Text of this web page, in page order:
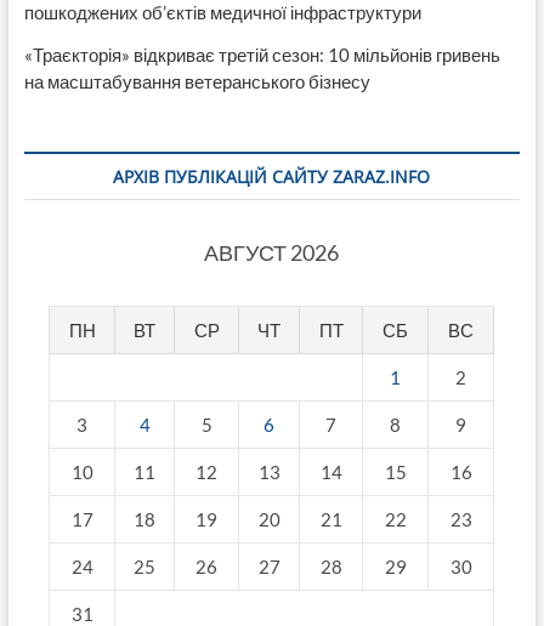
пошкоджених об’єктів медичної інфраструктури
«Траєкторія» відкриває третій сезон: 10 мільйонів гривень
на масштабування ветеранського бізнесу
АРХІВ ПУБЛІКАЦІЙ САЙТУ ZARAZ.INFO
АВГУСТ 2026
ПН ВТ СР ЧТ ПТ СБ ВС
1 2
3 4 5 6 7 8 9
10 11 12 13 14 15 16
17 18 19 20 21 22 23
24 25 26 27 28 29 30
31